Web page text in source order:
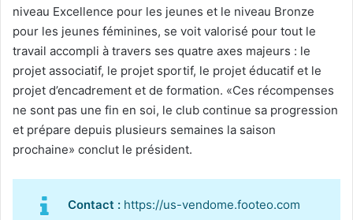
niveau Excellence pour les jeunes et le niveau Bronze
pour les jeunes féminines, se voit valorisé pour tout le
travail accompli à travers ses quatre axes majeurs : le
projet associatif, le projet sportif, le projet éducatif et le
projet d’encadrement et de formation. «Ces récompenses
ne sont pas une fin en soi, le club continue sa progression
et prépare depuis plusieurs semaines la saison
prochaine» conclut le président.
Contact : https://us-vendome.footeo.com